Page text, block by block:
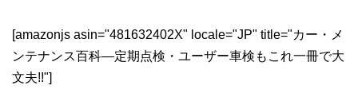
[amazonjs asin="481632402X" locale="JP" title="カー・メ
ンテナンス百科―定期点検・ユーザー車検もこれ一冊で大
文夫!!"]